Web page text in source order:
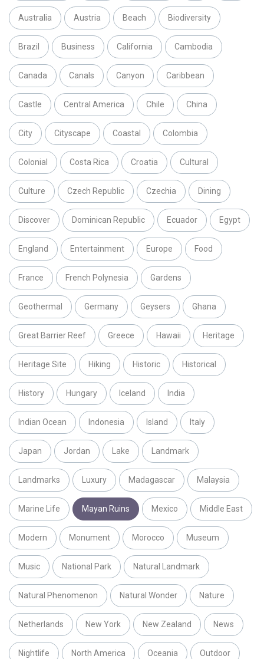
Australia Austria Beach Biodiversity
Brazil Business California Cambodia
Canada Canals Canyon Caribbean
Castle Central America Chile China
City Cityscape Coastal Colombia
Colonial Costa Rica Croatia Cultural
Culture Czech Republic Czechia Dining
Discover Dominican Republic Ecuador Egypt
England Entertainment Europe Food
France French Polynesia Gardens
Geothermal Germany Geysers Ghana
Great Barrier Reef Greece Hawaii Heritage
Heritage Site Hiking Historic Historical
History Hungary Iceland India
Indian Ocean Indonesia Island Italy
Japan Jordan Lake Landmark
Landmarks Luxury Madagascar Malaysia
Marine Life Mayan Ruins Mexico Middle East
Modern Monument Morocco Museum
Music National Park Natural Landmark
Natural Phenomenon Natural Wonder Nature
Netherlands New York New Zealand News
Nightlife North America Oceania Outdoor